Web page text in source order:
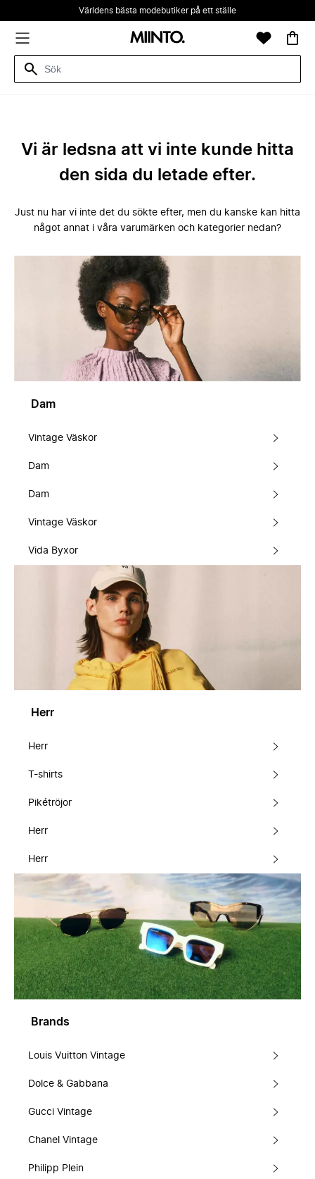
Världens bästa modebutiker på ett ställe
Vi är ledsna att vi inte kunde hitta
den sida du letade efter.
Just nu har vi inte det du sökte efter, men du kanske kan hitta
något annat i våra varumärken och kategorier nedan?
Dam
Vintage Väskor
Dam
Dam
Vintage Väskor
Vida Byxor
Herr
Herr
T-shirts
Pikétröjor
Herr
Herr
Brands
Louis Vuitton Vintage
Dolce & Gabbana
Gucci Vintage
Chanel Vintage
Philipp Plein